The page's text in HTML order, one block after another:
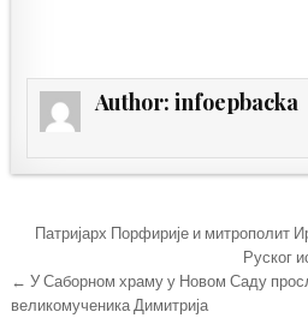
Author:infoepbacka
Кретање
чланка
Патријарх Порфирије и митрополит
Руског
← У Саборном храму у Новом Саду
великомученика Димитрија